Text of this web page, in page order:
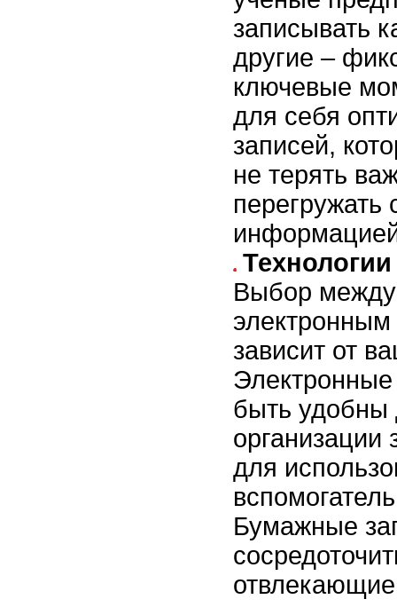
записывать
другие –
ключевые
для себя
записей,
не терять
перегружать
Выбор
зависит от
Электронные
быть удобны
организации
для
Бумажные